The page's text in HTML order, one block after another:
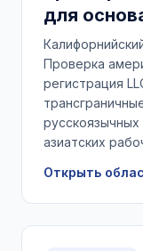
для
Проверка
регистрация
русскоязычных
азиатских
Открыть